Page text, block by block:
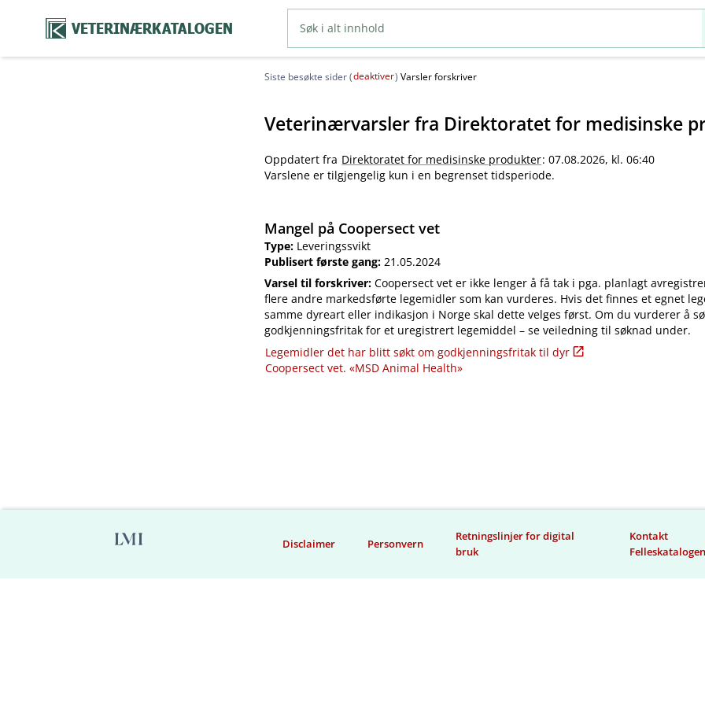
VETERINÆRKATALOGEN
Siste besøkte sider (deaktiver) Varsler forskriver
Veterinærvarsler fra Direktoratet for medisinske
Oppdatert fra Direktoratet for medisinske produkter: 07.08.2026, kl. 06:40
Varslene er tilgjengelig kun i en begrenset tidsperiode.
Mangel på Coopersect vet
Type: Leveringssvikt
Publisert første gang:21.05.2024
Varsel til forskriver:Coopersect vet er ikke lenger å få tak i pga. planlagt
flere andre markedsførte legemidler som kan vurderes. Hvis det finnes et egnet
samme dyreart eller indikasjon i Norge skal dette velges først. Om du vurderer å
godkjenningsfritak for et uregistrert legemiddel – se veiledning til søknad under.
Legemidler det har blitt søkt om godkjenningsfritak til dyr
Coopersect vet. «MSD Animal Health»
Disclaimer Personvern
Retningslinjer for digital
bruk
Kontakt
Felleskatalogen